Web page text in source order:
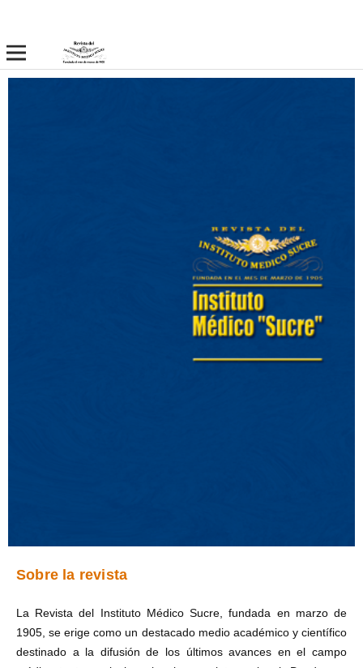
Sobre la revista
La Revista del Instituto Médico Sucre, fundada en marzo de
1905, se erige como un destacado medio académico y científico
destinado a la difusión de los últimos avances en el campo